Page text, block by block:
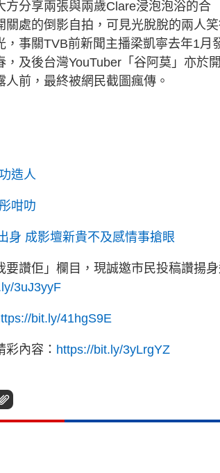
分享兩張與兩歲Clare浸泡泡浴的合
處的倒影自拍，可見光脫脫的兩人
事關TVB前新聞主播梁凱寧去年1月
及後台灣YouTuber「谷阿莫」亦於
前，最終被網民截圖瘋傳。
造人
咁叻
身 成影壇新貴不及感情事搶眼
要讚佢」欄目，現誠邀市民投稿讚揚
3uJ3yyF
bit.ly/41hgS9E
內容： https://bit.ly/3yLrgYZ